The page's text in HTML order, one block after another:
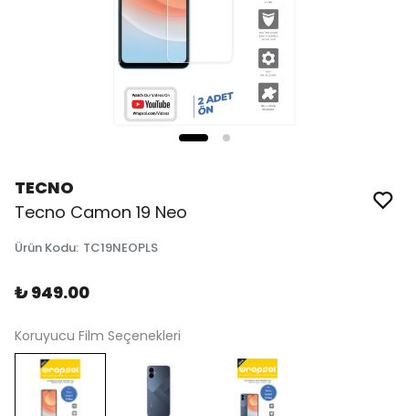
TECNO
Tecno Camon 19 Neo
Ürün Kodu: TC19NEOPLS
₺ 949.00
Koruyucu Film Seçenekleri